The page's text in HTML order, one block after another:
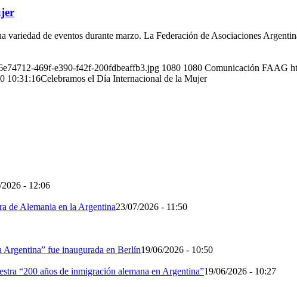
de eventos durante marzo. La Federación de Asociaciones
469f-e390-f42f-200fdbeaffb3.jpg 1080 1080 Comunicación FAAG
10:31:16Celebramos el Día Internacional de la Mujer
2026 - 12:06
de Alemania en la Argentina23/07/2026 - 11:50
Argentina” fue inaugurada en Berlín19/06/2026 - 10:50
“200 años de inmigración alemana en Argentina”19/06/2026 - 10:27